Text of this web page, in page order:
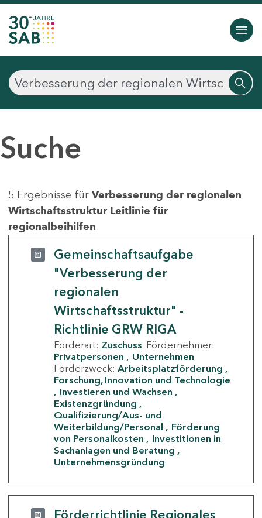
Suche
5 Ergebnisse für Verbesserung der regionalen
Wirtschaftsstruktur Leitlinie für
regionalbeihilfen
Gemeinschaftsaufgabe
"Verbesserung der
regionalen
Wirtschaftsstruktur" -
Richtlinie GRW RIGA
Förderart: Zuschuss Fördernehmer:
Privatpersonen
Unternehmen
Förderzweck: Arbeitsplatzförderung
Forschung, Innovation und Technologie
Investieren und Wachsen
Existenzgründung
Qualifizierung/Aus- und
Weiterbildung/Personal
Förderung
von Personalkosten
Investitionen in
Sachanlagen und Beratung
Unternehmensgründung